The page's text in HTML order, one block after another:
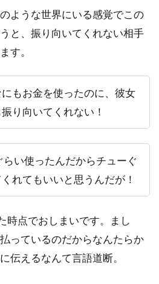
ような世界にいる感覚でこの
と、振り向いてくれない相手
す。
もお金を使ったのに、彼女
り向いてくれない！
らい使ったんだからチューぐ
れてもいいと思うんだが！
時点でおしまいです。まし
っているのだからなんたらか
伝えるなんて言語道断。